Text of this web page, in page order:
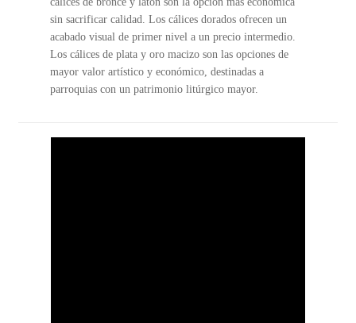
sin sacrificar calidad. Los cálices dorados ofrecen un
acabado visual de primer nivel a un precio intermedio.
Los cálices de plata y oro macizo son las opciones de
mayor valor artístico y económico, destinadas a
parroquias con un patrimonio litúrgico mayor.